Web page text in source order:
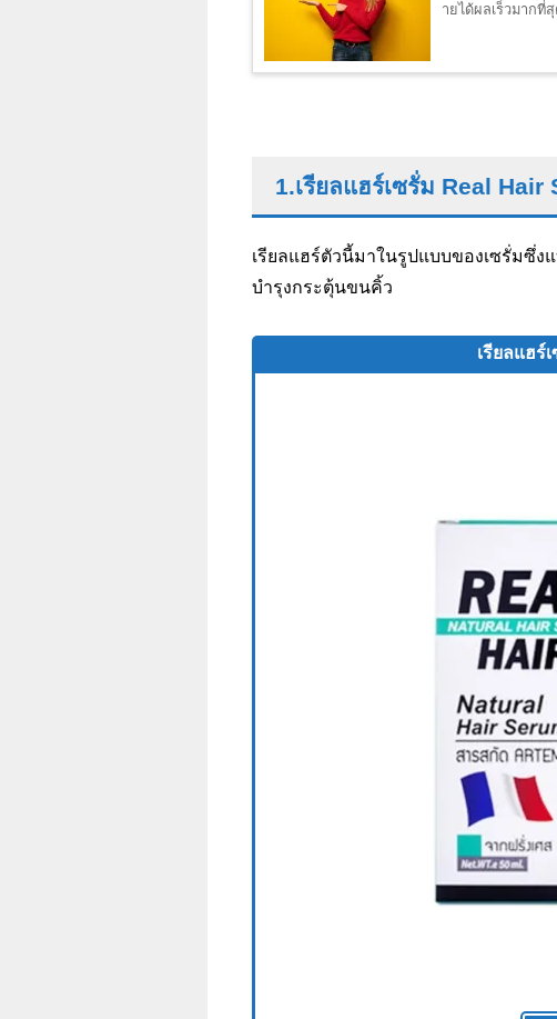
ายได้ผลเร็วมากที่
1.เรียลแฮร์เซรั่ม Real Hair
เรียลแฮร์ตัวนี้มาในรูปแบบของเซรั่มซึ่ง
บำรุงกระตุ้นขนคิ้ว
เรียลแฮร์